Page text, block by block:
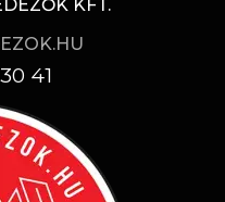
KFT.
41